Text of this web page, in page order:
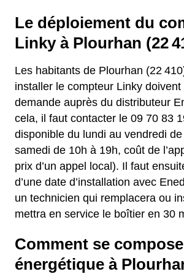
Le déploiement du
Linky à Plourhan (22
Les habitants de Plourhan (22
installer le compteur Linky doivent
demande auprès du distributeur
cela, il faut contacter le 09 70 83
disponible du lundi au vendredi
samedi de 10h à 19h, coût de
prix d’un appel local). Il faut
d’une date d’installation avec
un technicien qui remplacera ou
mettra en service le boîtier en 30
Comment se
énergétique à